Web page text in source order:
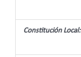
Constitución Local: